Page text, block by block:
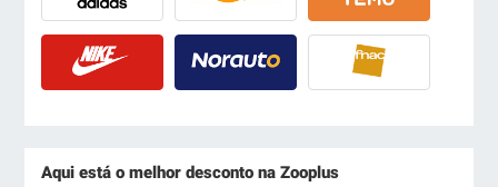
Aqui está o melhor desconto na Zooplus